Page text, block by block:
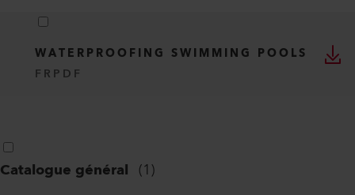
WATERPROOFING SWIMMING POOLS
FR PDF
Catalogue général (1)